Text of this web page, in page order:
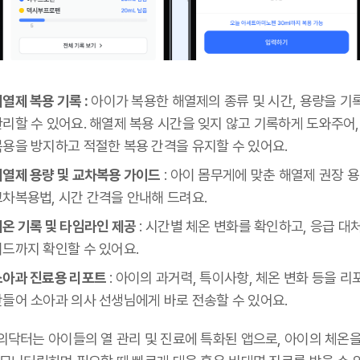
제 복용 기록 : 아이가 복용한 해열제의 종류 및 시간, 용량을 기
할 수 있어요. 해열제 복용 시간을 잊지 않고 기록하게 도와주어
을 방지하고 적절한 복용 간격을 유지할 수 있어요.
제 용량 및 교차복용 가이드 : 아이 몸무게에 맞춘 해열제 권장
복용법, 시간 간격을 안내해 드려요.
기록 및 타임라인 제공 : 시간별 체온 변화를 확인하고, 응급 대
까지 확인할 수 있어요.
과 진료용 리포트 : 아이의 과거력, 특이사항, 체온 변화 등을 리
어 소아과 의사 선생님에게 바로 전송할 수 있어요.
닥터는 아이들의 열 관리 및 진료에 특화된 앱으로, 아이의 체온